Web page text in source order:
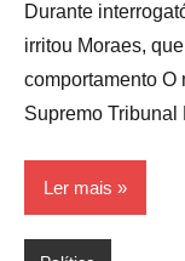
Durante
irritou Moraes,
comportamento O
Supremo
Ler mais